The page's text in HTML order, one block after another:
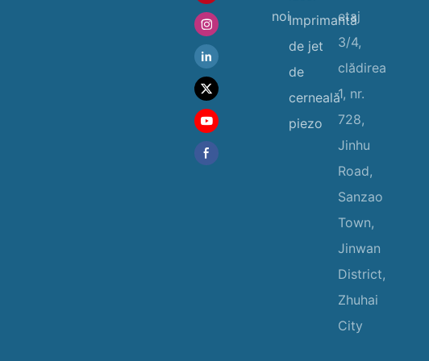
noiImprimantă
de jet
de
cerneală
piezo
etaj
3/4,
clădirea
1, nr.
728,
Jinhu
Road,
Sanzao
Town,
Jinwan
District,
Zhuhai
City